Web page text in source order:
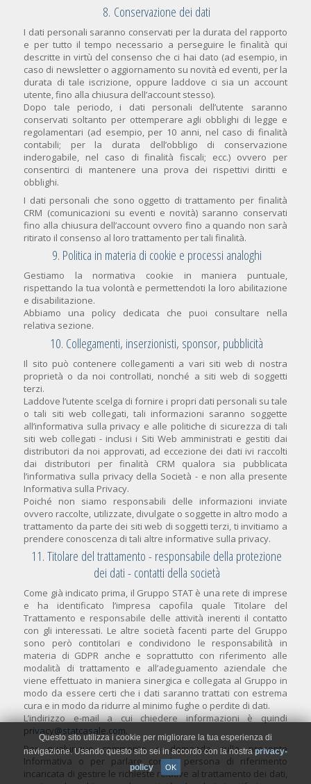
8. Conservazione dei dati
I dati personali saranno conservati per la durata del rapporto
e per tutto il tempo necessario a perseguire le finalità qui
descritte in virtù del consenso che ci hai dato (ad esempio, in
caso di newsletter o aggiornamento su novità ed eventi, per la
durata di tale iscrizione, oppure laddove ci sia un account
utente, fino alla chiusura dell’account stesso).
Dopo tale periodo, i dati personali dell’utente saranno
conservati soltanto per ottemperare agli obblighi di legge e
regolamentari (ad esempio, per 10 anni, nel caso di finalità
contabili; per la durata dell’obbligo di conservazione
inderogabile, nel caso di finalità fiscali; ecc.) ovvero per
consentirci di mantenere una prova dei rispettivi diritti e
obblighi.
I dati personali che sono oggetto di trattamento per finalità
CRM (comunicazioni su eventi e novità) saranno conservati
fino alla chiusura dell’account ovvero fino a quando non sarà
ritirato il consenso al loro trattamento per tali finalità.
9. Politica in materia di cookie e processi analoghi
Gestiamo la normativa cookie in maniera puntuale,
rispettando la tua volontà e permettendoti la loro abilitazione
e disabilitazione.
Abbiamo una policy dedicata che puoi consultare nella
relativa sezione.
10. Collegamenti, inserzionisti, sponsor, pubblicità
Il sito può contenere collegamenti a vari siti web di nostra
proprietà o da noi controllati, nonché a siti web di soggetti
terzi.
Laddove l’utente scelga di fornire i propri dati personali su tale
o tali siti web collegati, tali informazioni saranno soggette
all’informativa sulla privacy e alle politiche di sicurezza di tali
siti web collegati - inclusi i Siti Web amministrati e gestiti dai
distributori da noi approvati, ad eccezione dei dati ivi raccolti
dai distributori per finalità CRM qualora sia pubblicata
l’informativa sulla privacy della Società - e non alla presente
Informativa sulla Privacy.
Poiché non siamo responsabili delle informazioni inviate
ovvero raccolte, utilizzate, divulgate o soggette in altro modo a
trattamento da parte dei siti web di soggetti terzi, ti invitiamo a
prendere conoscenza di tali altre informative sulla privacy.
11. Titolare del trattamento - responsabile della protezione
dei dati - contatti della società
Come già indicato prima, il Gruppo STAT è una rete di imprese
e ha identificato l’impresa capofila quale Titolare del
Trattamento e responsabile delle attività inerenti il contatto
con gli interessati. Le altre società facenti parte del Gruppo
sono però contitolari e condividono le responsabilità in
materia di GDPR anche e soprattutto con riferimento alle
modalità di trattamento e all’adeguamento aziendale che
viene effettuato in maniera sinergica e collegata al Gruppo in
modo da essere certi che i dati saranno trattati con estrema
cura e in modo da ridurre al minimo fughe o perdite di dati.
L’indirizzo e-mail a cui chiedere informazioni è quindi
privacy@statcasale.com.
Per qualunque commento o domanda sulla presente
Informativa o per parlare con la persona di riferimento
incaricata di gestire le richieste relative al trattamento dei dati,
Questo sito utilizza i cookie per migliorare la tua esperienza di
navigazione. Usando questo sito sei in accordo con la nostraprivacy-
policy
OK